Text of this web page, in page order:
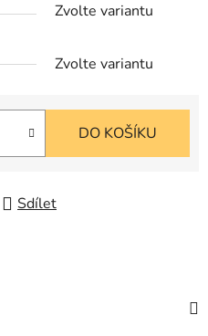
Zvolte variantu
Zvolte variantu
DO KOŠÍKU
Sdílet